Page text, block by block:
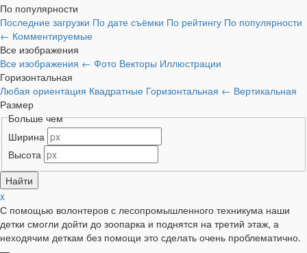
По популярности
Последние загрузки По дате съёмки По рейтингу По популярности
← Комментируемые
Все изображения
Все изображения ← Фото Векторы Иллюстрации
Горизонтальная
Любая ориентация Квадратные Горизонтальная ← Вертикальная
Размер
Больше чем
Ширина
Высота
x
С помощью волонтеров с лесопромышленного техникума наши
детки смогли дойти до зоопарка и поднятся на третий этаж, а
неходячим деткам без помощи это сделать очень проблематично.